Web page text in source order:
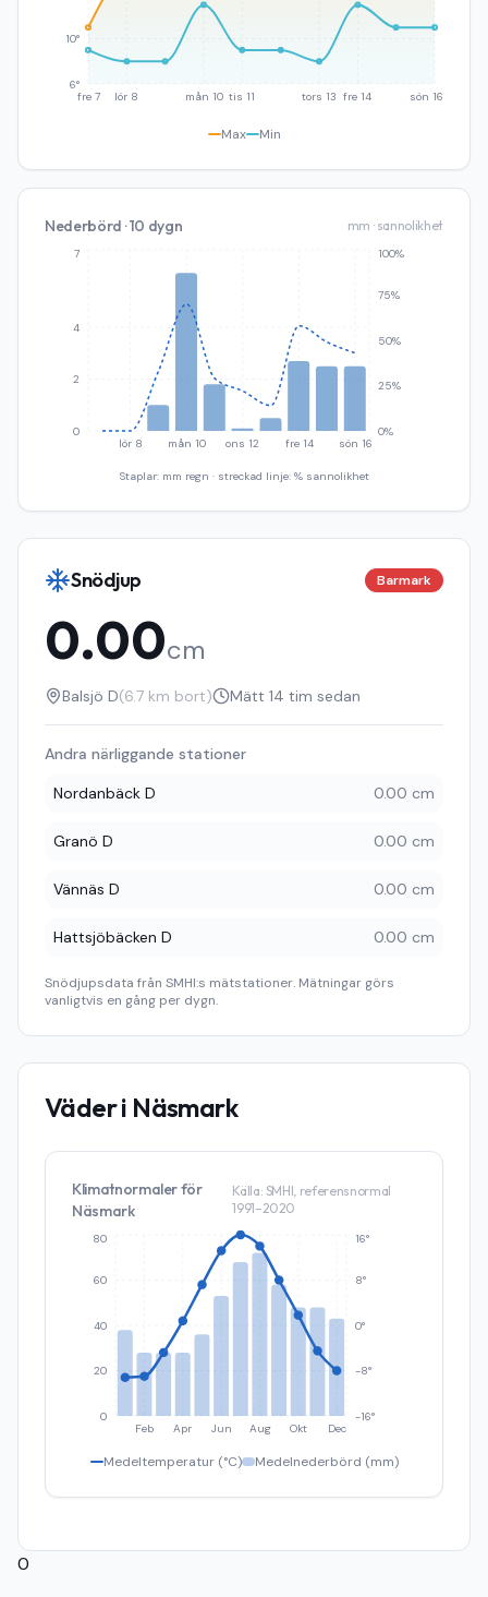
fre 7 lör 8 mån 10 tis 11 tors 13 fre 14 sön 16
6°
10°
Max Min
Nederbörd · 10 dygn mm · sannolikhet
lör 8 mån 10 ons 12 fre 14 sön 16
0
2
4
7
0%
25%
50%
75%
100%
Staplar: mm regn · streckad linje: % sannolikhet
Snödjup Barmark
0.00cm
Balsjö D(6.7 km bort) Mätt 14 tim sedan
Andra närliggande stationer
Nordanbäck D
0.00 cm
Granö D 0.00 cm
Vännäs D 0.00 cm
Hattsjöbäcken D 0.00 cm
Snödjupsdata från SMHI:s mätstationer. Mätningar görs
vanligtvis en gång per dygn.
Väder i Näsmark
Klimatnormaler för
Näsmark
Källa: SMHI, referensnormal
1991–2020
Feb Apr Jun Aug Okt Dec
0
20
40
60
80
-16°
-8°
0°
8°
16°
Medeltemperatur (°C) Medelnederbörd (mm)
0